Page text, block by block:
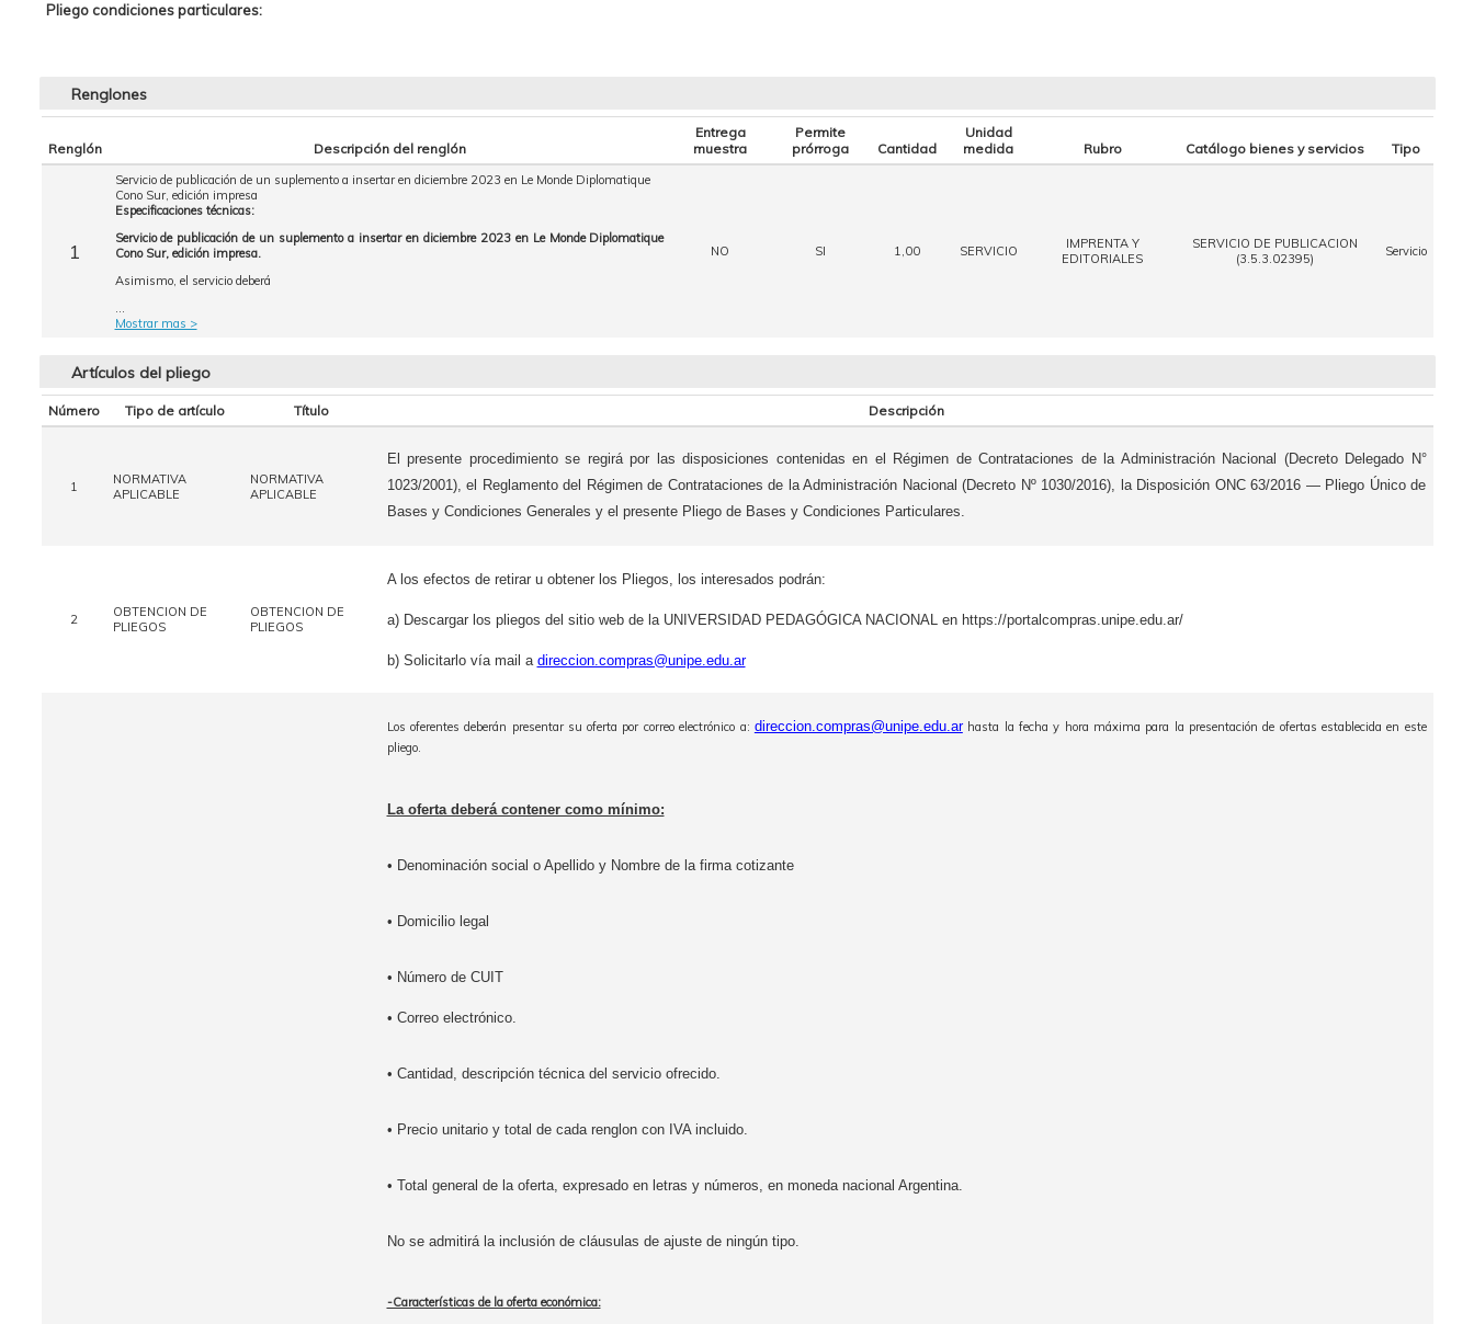
Pliego condiciones particulares:
Renglones
Renglón Descripción del renglón
Entrega
muestra
Permite
prórroga
Cantidad
Unidad
medida
Rubro Catálogo bienes y servicios Tipo
1
Servicio de publicación de un suplemento a insertar en diciembre 2023 en Le Monde Diplomatique
Cono Sur, edición impresa
Especificaciones técnicas:
Servicio de publicación de un suplemento a insertar en diciembre 2023 en Le Monde Diplomatique
Cono Sur, edición impresa.
Asimismo, el servicio deberá
...
Mostrar mas >
NO SI 1,00 SERVICIO
IMPRENTA Y
EDITORIALES
SERVICIO DE PUBLICACION
(3.5.3.02395)
Servicio
Artículos del pliego
Número Tipo de artículo Título Descripción
1
NORMATIVA
APLICABLE
NORMATIVA
APLICABLE
El presente procedimiento se regirá por las disposiciones contenidas en el Régimen de Contrataciones de la Administración Nacional (Decreto Delegado N°
1023/2001), el Reglamento del Régimen de Contrataciones de la Administración Nacional (Decreto Nº 1030/2016), la Disposición ONC 63/2016 — Pliego Único de
Bases y Condiciones Generales y el presente Pliego de Bases y Condiciones Particulares.
2
OBTENCION DE
PLIEGOS
OBTENCION DE
PLIEGOS
A los efectos de retirar u obtener los Pliegos, los interesados podrán:
a) Descargar los pliegos del sitio web de la UNIVERSIDAD PEDAGÓGICA NACIONAL en https://portalcompras.unipe.edu.ar/
b) Solicitarlo vía mail a direccion.compras@unipe.edu.ar
Los oferentes deberán presentar su oferta por correo electrónico a: direccion.compras@unipe.edu.arhasta la fecha y hora máxima para la presentación de ofertas establecida en este
pliego.
La oferta deberá contener como mínimo:
• Denominación social o Apellido y Nombre de la firma cotizante
• Domicilio legal
• Número de CUIT
• Correo electrónico.
• Cantidad, descripción técnica del servicio ofrecido.
• Precio unitario y total de cada renglon con IVA incluido.
• Total general de la oferta, expresado en letras y números, en moneda nacional Argentina.
No se admitirá la inclusión de cláusulas de ajuste de ningún tipo.
-Características de la oferta económica: